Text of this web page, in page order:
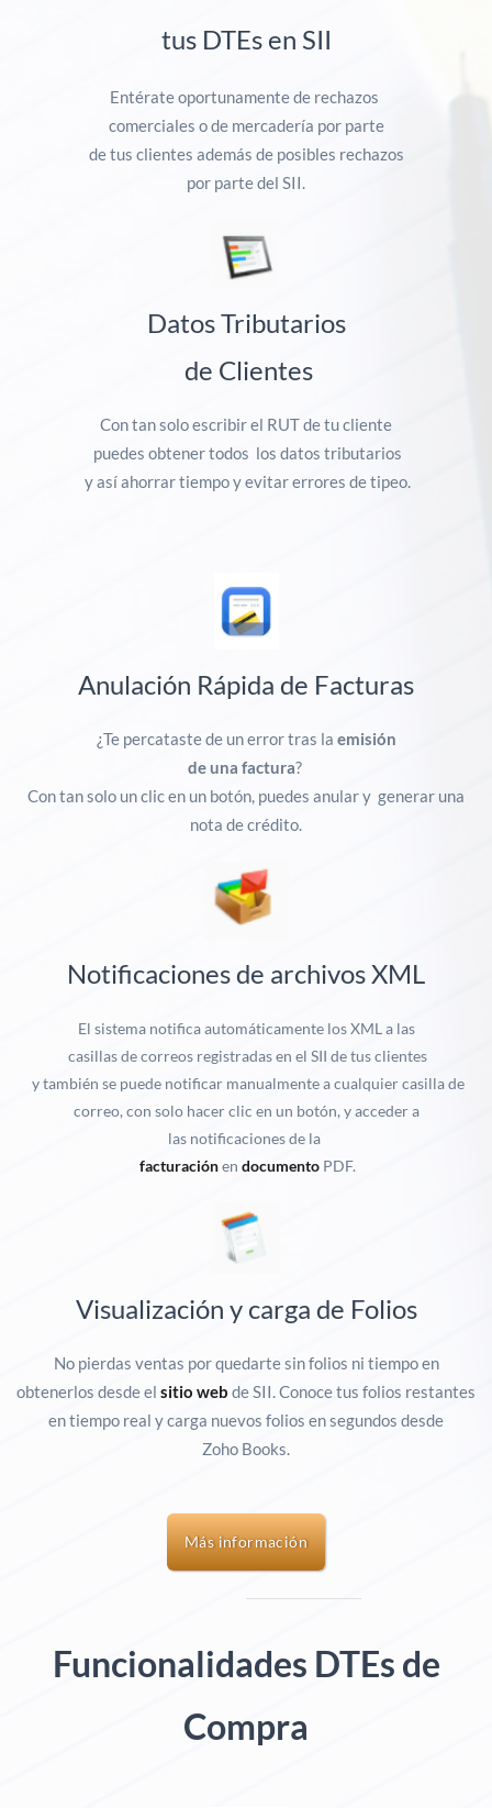
tus DTEs en SII
Entérate oportunamente de rechazos
comerciales o de mercadería por parte
de tus clientes además de posibles rechazos
por parte del SII.
Datos Tributarios
de Clientes
Con tan solo escribir el RUT de tu cliente
puedes obtener todos los datos tributarios
y así ahorrar tiempo y evitar errores de tipeo.
Anulación Rápida de Facturas
¿Te percataste de un error tras la emisión
de una factura?
Con tan solo un clic en un botón, puedes anular y generar una
nota de crédito.
Notificaciones de archivos XML
El sistema notifica automáticamente los XML a las
casillas de correos registradas en el SII de tus clientes
y también se puede notificar manualmente a cualquier casilla de
correo, con solo hacer clic en un botón, y acceder a
las notificaciones de la
facturaciónen documento PDF.
Visualización y carga de Folios
No pierdas ventas por quedarte sin folios ni tiempo en
obtenerlos desde el sitio web de SII. Conoce tus folios restantes
en tiempo real y carga nuevos folios en segundos desde
Zoho Books.
Más información
Funcionalidades DTEs de
Compra